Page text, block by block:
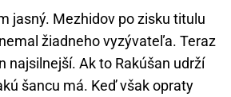
jasný. Mezhidov po zisku titulu
žiadneho vyzývateľa. Teraz
najsilnejší. Ak to Rakúšan udrží
šancu má. Keď však opraty